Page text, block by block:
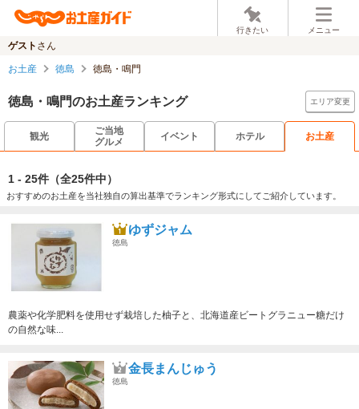
行きたい メニュー
ゲスト さん
お土産 徳島 徳島・鳴門
徳島・鳴門のお土産ランキング エリア変更
観光
ご当地
グルメ
イベント ホテル お土産
1 - 25件 （全25件中）
おすすめのお土産を当社独自の算出基準でランキング形式にしてご紹介しています。
ゆずジャム
徳島
農薬や化学肥料を使用せず栽培した柚子と、北海道産ビートグラニュー糖だけ
の自然な味...
金長まんじゅう
徳島